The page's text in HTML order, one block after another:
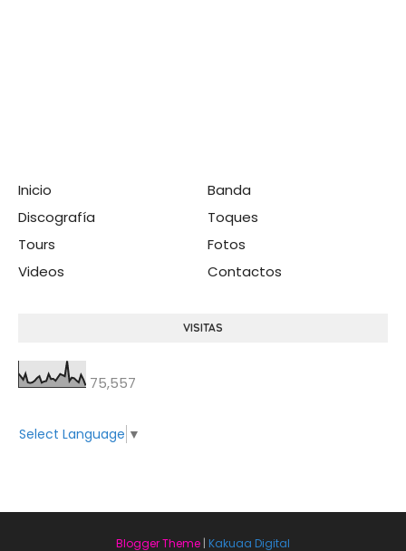
Inicio
Banda
Discografía
Toques
Tours
Fotos
Videos
Contactos
VISITAS
75,557
Select Language ▼
Blogger Theme Kakuaa Digital